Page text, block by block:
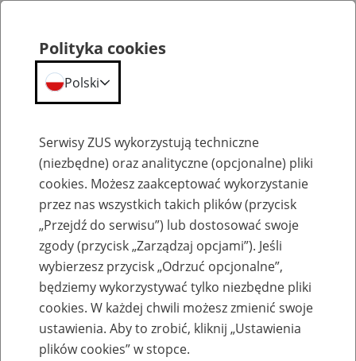
Szkolenia
Zaproś ZUS do siebie - zakładanie profili
eZUS w siedzibie Twojej firmy
Polityka cookies
Polski
Serwisy ZUS wykorzystują techniczne
(niezbędne) oraz analityczne (opcjonalne) pliki
cookies. Możesz zaakceptować wykorzystanie
przez nas wszystkich takich plików (przycisk
„Przejdź do serwisu”) lub dostosować swoje
zgody (przycisk „Zarządzaj opcjami”). Jeśli
wybierzesz przycisk „Odrzuć opcjonalne”,
będziemy wykorzystywać tylko niezbędne pliki
cookies. W każdej chwili możesz zmienić swoje
ustawienia. Aby to zrobić, kliknij „Ustawienia
plików cookies” w stopce.